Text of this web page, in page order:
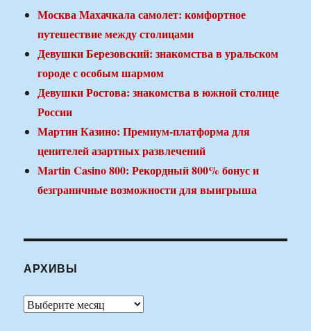
Москва Махачкала самолет: комфортное
путешествие между столицами
Девушки Березовский: знакомства в уральском
городе с особым шармом
Девушки Ростова: знакомства в южной столице
России
Мартин Казино: Премиум-платформа для
ценителей азартных развлечений
Martin Casino 800: Рекордный 800% бонус и
безграничные возможности для выигрыша
АРХИВЫ
Архивы